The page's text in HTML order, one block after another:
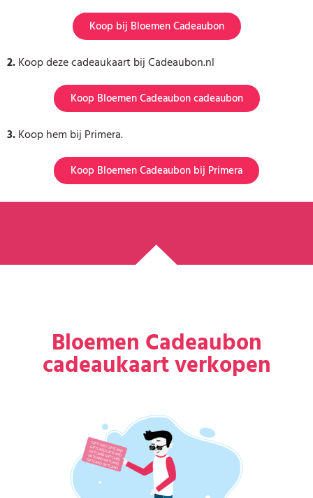
Koop bij Bloemen Cadeaubon
2.Koop deze cadeaukaart bij Cadeaubon.nl
Koop Bloemen Cadeaubon cadeaubon
3.Koop hem bij Primera.
Koop Bloemen Cadeaubon bij Primera
Bloemen Cadeaubon
cadeaukaart verkopen